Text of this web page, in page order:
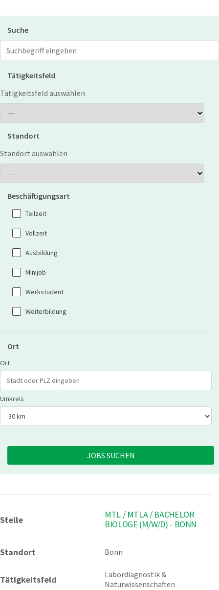
Suche
Jobs suchen
Tätigkeitsfeld
Tätigkeitsfeld auswählen
Standort
Standort auswählen
Beschäftigungsart
Teilzeit
Vollzeit
Ausbildung
Minijob
Werkstudent
Weiterbildung
Ort
Ort
Geben Sie eine Stadt oder Postleitzahl ein
Umkreis
Wählen Sie den Umkreis für die Jobsuche
JOBS SUCHEN
Stelle
MTL / MTLA / BACHELOR
BIOLOGE (M/W/D) - BONN
Standort Bonn
Tätigkeitsfeld
Labordiagnostik &
Naturwissenschaften